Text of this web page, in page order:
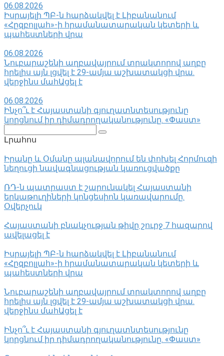
06.08.2026
Իսրայելի ՊԲ-ն հարձակվել է Լիբանանում
«Հըզբոլլահ»-ի հրամանատարական կետերի և
պահեստների վրա
06.08.2026
Նուբարաշենի աղբավայրում տրակտորով աղբը
հրելիս այն լցվել է 29-ամյա աշխատակցի վրա.
վերջինս մահԱցել է
06.08.2026
Ինչո՞ւ է Հայաստանի գյուղատնտեսությունը
կորցնում իր դիմադրողականությունը. «Փաստ»
Լրահոս
Իրանը և Օմանը պլանավորում են փոխել Հորմուզի
նեղուցի նավագնացության կառուցվածքը
ՌԴ-ն պատրաստ է շարունակել Հայաստանի
երկաթուղիների կոնցեսիոն կառավարումը.
Օվերչուկ
Հայաստանի բնակչության թիվը շուրջ 7 հազարով
ավելացել է
Իսրայելի ՊԲ-ն հարձակվել է Լիբանանում
«Հըզբոլլահ»-ի հրամանատարական կետերի և
պահեստների վրա
Նուբարաշենի աղբավայրում տրակտորով աղբը
հրելիս այն լցվել է 29-ամյա աշխատակցի վրա.
վերջինս մահԱցել է
Ինչո՞ւ է Հայաստանի գյուղատնտեսությունը
կորցնում իր դիմադրողականությունը. «Փաստ»